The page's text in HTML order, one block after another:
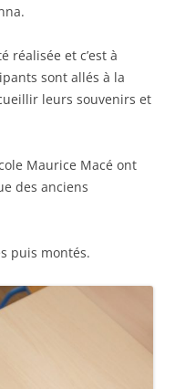
réalisée et c’est à
sont allés à la
leurs souvenirs et
Maurice Macé ont
des anciens
puis montés.